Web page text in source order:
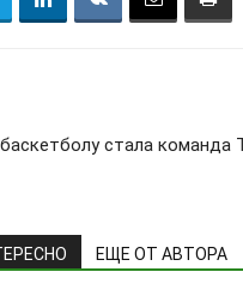
стала команда
ЕЩЕ ОТ АВТОРА